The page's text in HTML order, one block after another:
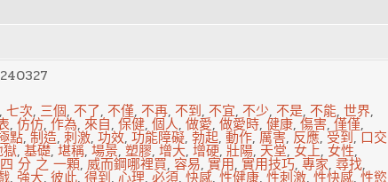
, 七次, 三個, 不了, 不僅, 不再, 不到, 不宜, 不少, 不是, 不能, 世界,
, 仿仿, 作為,來自,保健,個人,做愛,做愛時, 健康, 傷害,僅僅,
點,制造, 刺激, 功效, 功能障礙,勃起,動作,厲害, 反應,受到,口交
,基礎,堪稱,場景,塑膠,增大, 增硬,壯陽,天堂, 女上, 女性,
分 之 一顆,威而鋼哪裡買,容易,實用,實用技巧, 專家, 尋找,
, 強大,彼此,得到,心理, 必須,快感,性健康,性刺激,性快感,性慾